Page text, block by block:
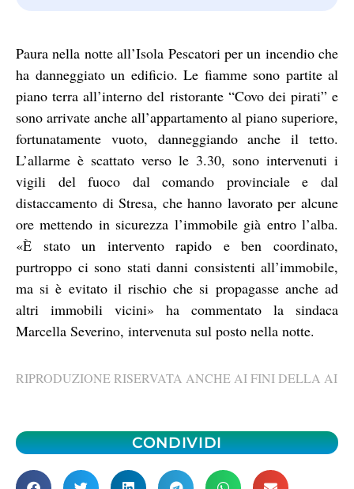
Paura nella notte all’Isola Pescatori per un incendio che
ha danneggiato un edificio. Le fiamme sono partite al
piano terra all’interno del ristorante “Covo dei pirati” e
sono arrivate anche all’appartamento al piano superiore,
fortunatamente vuoto, danneggiando anche il tetto.
L’allarme è scattato verso le 3.30, sono intervenuti i
vigili del fuoco dal comando provinciale e dal
distaccamento di Stresa, che hanno lavorato per alcune
ore mettendo in sicurezza l’immobile già entro l’alba.
«È stato un intervento rapido e ben coordinato,
purtroppo ci sono stati danni consistenti all’immobile,
ma si è evitato il rischio che si propagasse anche ad
altri immobili vicini» ha commentato la sindaca
Marcella Severino, intervenuta sul posto nella notte.
RIPRODUZIONE RISERVATA ANCHE AI FINI DELLA AI
CONDIVIDI